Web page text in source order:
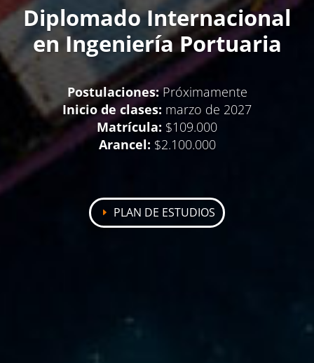
Diplomado Internacional
en Ingeniería Portuaria
Postulaciones:Próximamente
Inicio de clases: marzo de 2027
Matrícula: $109.000
Arancel: $2.100.000
PLAN DE ESTUDIOS